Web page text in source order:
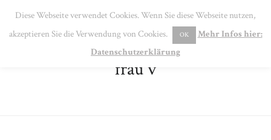
MENU
frau v
Diese Webseite verwendet Cookies. Wenn Sie diese Webseite nutzen,
akzeptieren Sie die Verwendung von Cookies.
OK
Mehr Infos hier:
Datenschutzerklärung